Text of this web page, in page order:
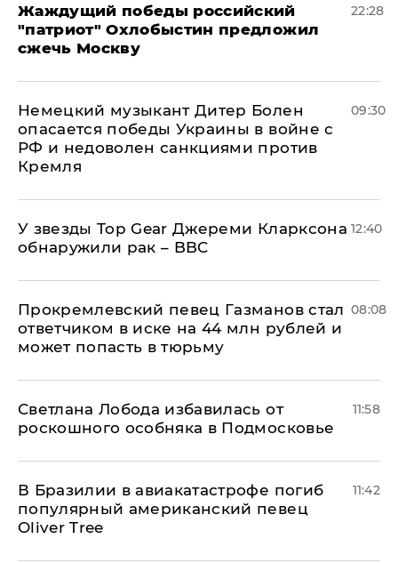
Жаждущий победы российский
"патриот" Охлобыстин предложил
сжечь Москву
22:28
Немецкий музыкант Дитер Болен
опасается победы Украины в войне с
РФ и недоволен санкциями против
Кремля
09:30
У звезды Top Gear Джереми Кларксона
обнаружили рак – BBC
12:40
Прокремлевский певец Газманов стал
ответчиком в иске на 44 млн рублей и
может попасть в тюрьму
08:08
Светлана Лобода избавилась от
роскошного особняка в Подмосковье
11:58
В Бразилии в авиакатастрофе погиб
популярный американский певец
Oliver Tree
11:42